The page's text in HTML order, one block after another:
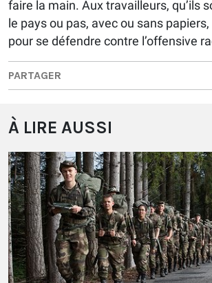
faire la main. Aux travailleurs, qu’ils
le pays ou pas, avec ou sans papiers,
pour se défendre contre l’offensive
PARTAGER
À LIRE AUSSI